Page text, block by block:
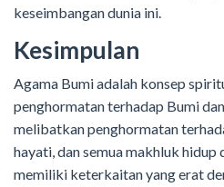
keseimbangan dunia ini.
Kesimpulan
Agama Bumi adalah konsep
penghormatan terhadap Bumi
melibatkan penghormatan
hayati, dan semua makhluk hidup
memiliki keterkaitan yang erat